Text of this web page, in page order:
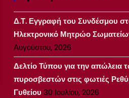
Δ.Τ. Εγγραφή του Συνδέσμου
Ηλεκτρονικό Μητρώο
Αυγούστου, 2026
Δελτίο Τύπου για την απώλεια
πυροσβεστών στις φωτιές
Γυθείου 30 Ιουλίου, 2026